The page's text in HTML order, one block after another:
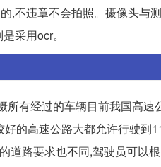
,不违章不会拍照。摄像头与
采用ocr。
有经过的车辆目前我国高
的高速公路大都允许行驶到
路要求也不同,驾驶员可以